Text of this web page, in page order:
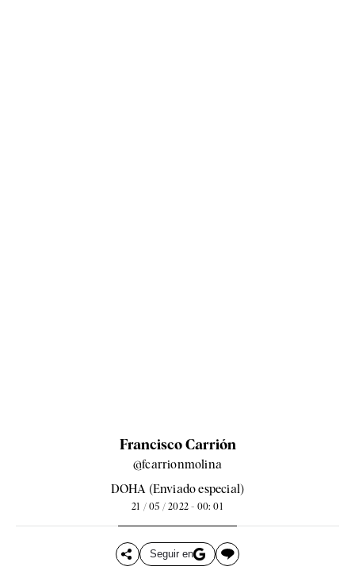
Francisco Carrión
@fcarrionmolina
DOHA (Enviado especial)
21 / 05 / 2022 - 00: 01
Seguir en